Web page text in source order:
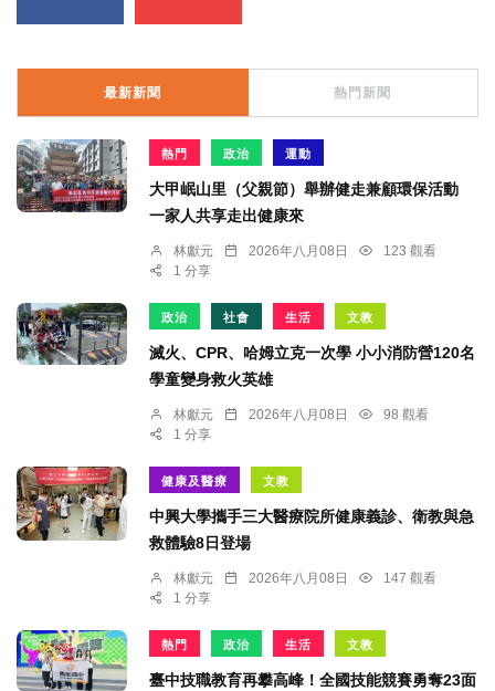
最新新聞 熱門新聞
熱門 政治 運動
大甲岷山里（父親節）舉辦健走兼顧環保活動
一家人共享走出健康來
林獻元 2026年八月08日
123 觀看
1 分享
政治 社會 生活 文教
滅火、CPR、哈姆立克一次學 小小消防營120名
學童變身救火英雄
林獻元 2026年八月08日
98 觀看
1 分享
健康及醫療 文教
中興大學攜手三大醫療院所健康義診、衛教與急
救體驗8日登場
林獻元 2026年八月08日
147 觀看
1 分享
熱門 政治 生活 文教
臺中技職教育再攀高峰！全國技能競賽勇奪23面